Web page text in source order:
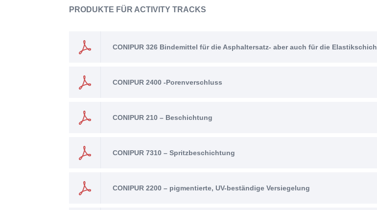
PRODUKTE FÜR ACTIVITY TRACKS
CONIPUR 326 Bindemittel für die Asphaltersatz- aber auch für die
CONIPUR 2400 -Porenverschluss
CONIPUR 210 – Beschichtung
CONIPUR 7310 – Spritzbeschichtung
CONIPUR 2200 – pigmentierte, UV-beständige Versiegelung